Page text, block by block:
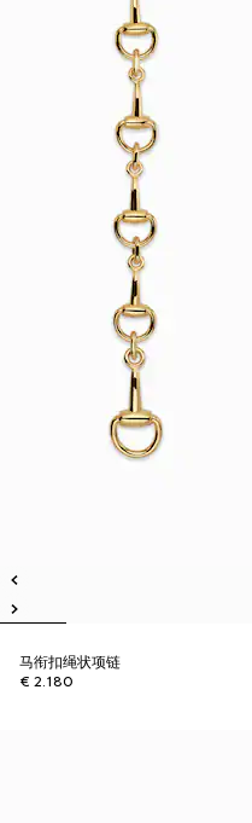
马衔扣绳状项链
€ 2.180